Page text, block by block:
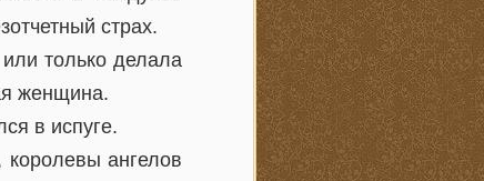
страх.
только делала
женщина.
в испуге.
ангелов